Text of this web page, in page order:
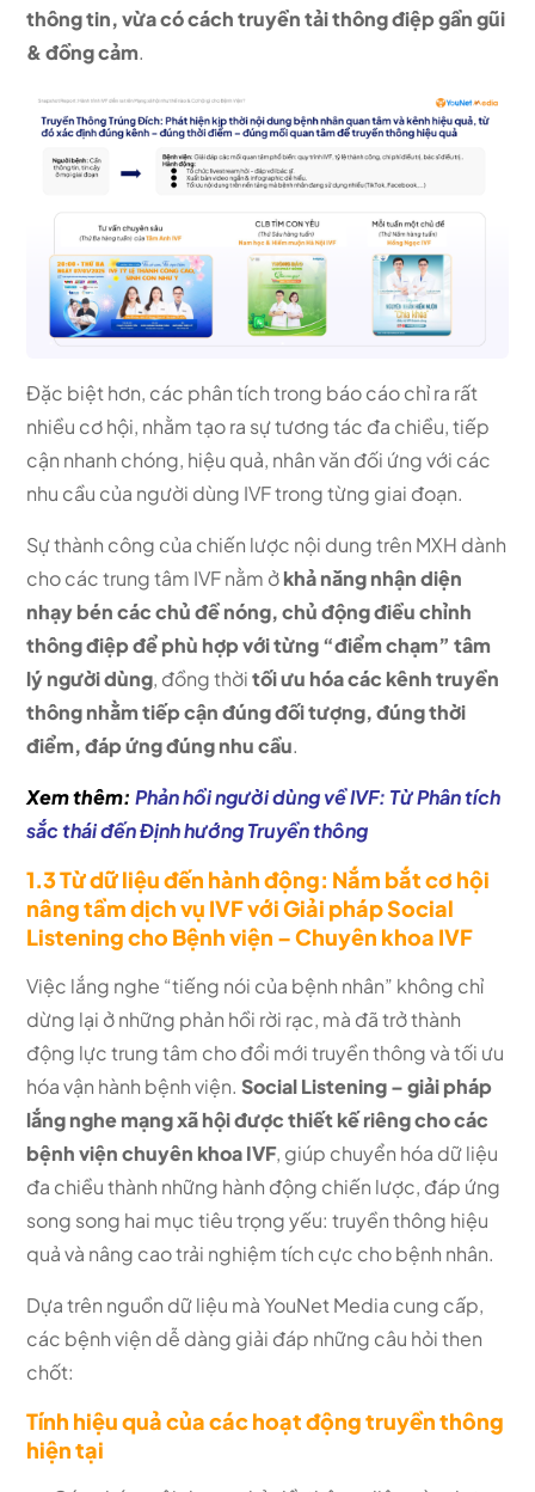
thông tin, vừa có cách truyền tải thông điệp gần gũi
& đồng cảm.
Đặc biệt hơn, các phân tích trong báo cáo chỉ ra rất
nhiều cơ hội, nhằm tạo ra sự tương tác đa chiều, tiếp
cận nhanh chóng, hiệu quả, nhân văn đối ứng với các
nhu cầu của người dùng IVF trong từng giai đoạn.
Sự thành công của chiến lược nội dung trên MXH dành
cho các trung tâm IVF nằm ởkhả năng nhận diện
nhạy bén các chủ đề nóng, chủ động điều chỉnh
thông điệp để phù hợp với từng “điểm chạm” tâm
lý người dùng, đồng thờitối ưu hóa các kênh truyền
thông nhằm tiếp cận đúng đối tượng, đúng thời
điểm, đáp ứng đúng nhu cầu.
Xem thêm:Phản hồi người dùng về IVF: Từ Phân tích
sắc thái đến Định hướng Truyền thông
1.3 Từ dữ liệu đến hành động: Nắm bắt cơ hội
nâng tầm dịch vụ IVF với Giải pháp Social
Listening cho Bệnh viện – Chuyên khoa IVF
Việc lắng nghe “tiếng nói của bệnh nhân” không chỉ
dừng lại ở những phản hồi rời rạc, mà đã trở thành
động lực trung tâm cho đổi mới truyền thông và tối ưu
hóa vận hành bệnh viện. Social Listening – giải pháp
lắng nghe mạng xã hội được thiết kế riêng cho các
bệnh viện chuyên khoa IVF, giúp chuyển hóa dữ liệu
đa chiều thành những hành động chiến lược, đáp ứng
song song hai mục tiêu trọng yếu: truyền thông hiệu
quả và nâng cao trải nghiệm tích cực cho bệnh nhân.
Dựa trên nguồn dữ liệu mà YouNet Media cung cấp,
các bệnh viện dễ dàng giải đáp những câu hỏi then
chốt:
Tính hiệu quả của các hoạt động truyền thông
hiện tại